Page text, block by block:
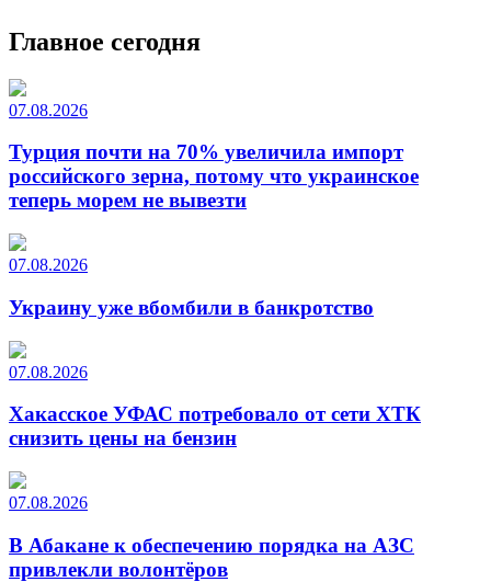
Главное сегодня
07.08.2026
Турция почти на 70% увеличила импорт
российского зерна, потому что украинское
теперь морем не вывезти
07.08.2026
Украину уже вбомбили в банкротство
07.08.2026
Хакасское УФАС потребовало от сети ХТК
снизить цены на бензин
07.08.2026
В Абакане к обеспечению порядка на АЗС
привлекли волонтёров